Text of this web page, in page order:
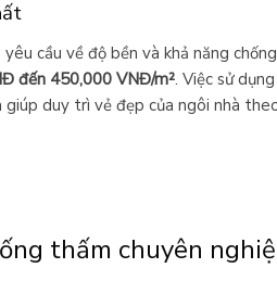
cầu về độ bền và khả năng
đến 450,000 VNĐ/m². Việc sử
duy trì vẻ đẹp của ngôi nhà
thấm chuyên